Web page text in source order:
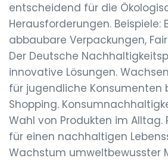
entscheidend für die
Herausforderungen. Beispiele:
abbaubare Verpackungen,
Der Deutsche
innovative Lösungen.
für jugendliche Konsumenten
Shopping.
Wahl von Produkten im Alltag.
für einen nachhaltigen
Wachstum umweltbewusster